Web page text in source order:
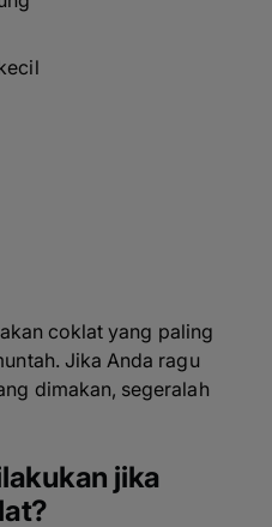
coklat yang paling
Jika Anda ragu
dimakan, segeralah
jika